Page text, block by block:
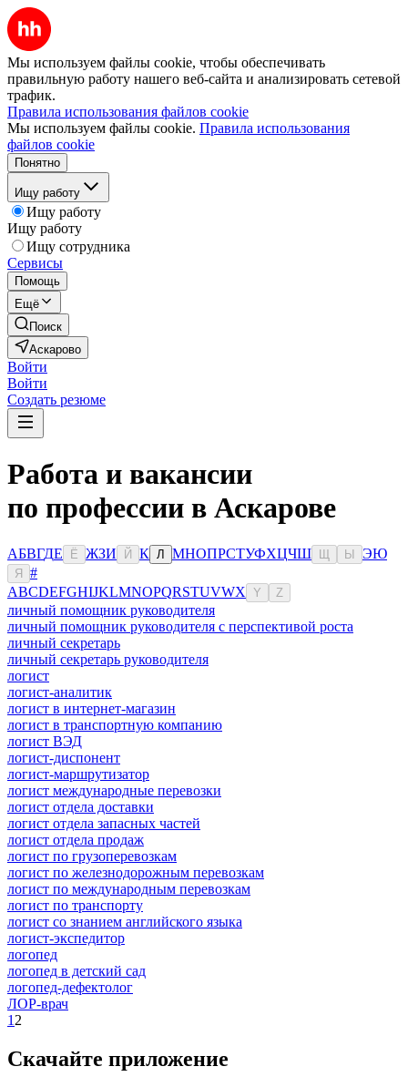
Мы используем файлы cookie, чтобы обеспечивать
правильную работу нашего веб-сайта и анализировать сетевой
трафик.
Правила использования файлов cookie
Мы используем файлы cookie. Правила использования
файлов cookie
Понятно
Ищу работу
Ищу работу
Ищу работу
Ищу сотрудника
Сервисы
Помощь
Ещё
Поиск
Аскарово
Войти
Войти
Создать резюме
Работа и вакансии
по профессии в Аскарове
АБВГДЕ Ё ЖЗИ Й К Л МНОПРСТУФХЦЧШ Ы ЭЮ
Я
#
ABCDEFGHIJKLMNOPQRSTUVWX Y Z
личный помощник руководителя
личный помощник руководителя с перспективой роста
личный секретарь
личный секретарь руководителя
логист
логист-аналитик
логист в интернет-магазин
логист в транспортную компанию
логист ВЭД
логист-диспонент
логист-маршрутизатор
логист международные перевозки
логист отдела доставки
логист отдела запасных частей
логист отдела продаж
логист по грузоперевозкам
логист по железнодорожным перевозкам
логист по международным перевозкам
логист по транспорту
логист со знанием английского языка
логист-экспедитор
логопед
логопед в детский сад
логопед-дефектолог
ЛОР-врач
1 2
Скачайте приложение